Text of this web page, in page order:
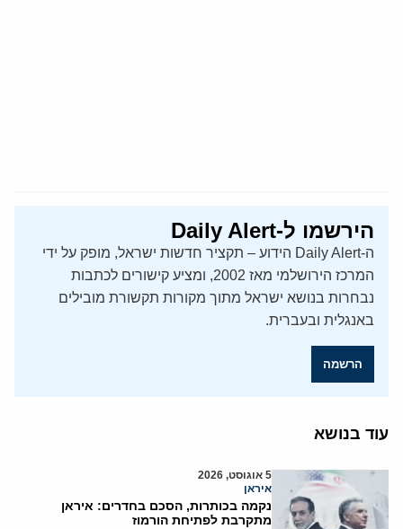
הירשמו ל-Daily Alert
ה-Daily Alert הידוע – תקציר חדשות ישראל, מופק על ידי
המרכז הירושלמי מאז 2002, ומציע קישורים לכתבות
נבחרות בנושא ישראל מתוך מקורות תקשורת מובילים
באנגלית ובעברית.
הרשמה
עוד בנושא
5 אוגוסט, 2026
איראן
נקמה בכותרות, הסכם בחדרים: איראן
מתקרבת לפתיחת הורמוז